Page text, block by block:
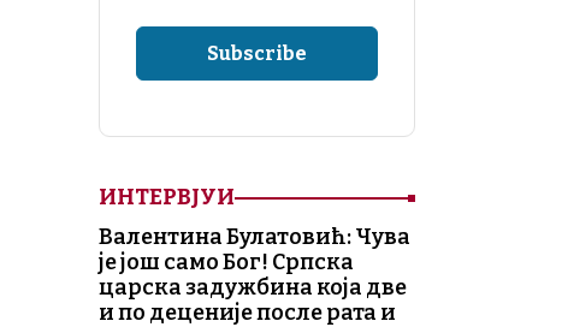
ИНТЕРВЈУИ
Валентина Булатовић: Чува
је још само Бог! Српска
царска задужбина која две
и по деценије после рата и